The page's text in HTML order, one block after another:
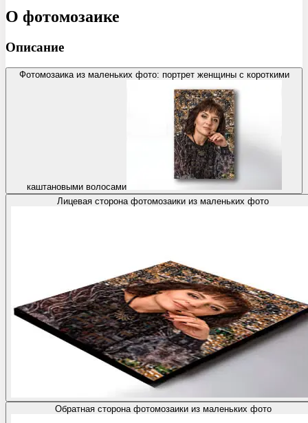
О фотомозаике
Описание
Фотомозаика из маленьких фото: портрет женщины с короткими
каштановыми волосами
Лицевая сторона фотомозаики из маленьких фото
Обратная сторона фотомозаики из маленьких фото